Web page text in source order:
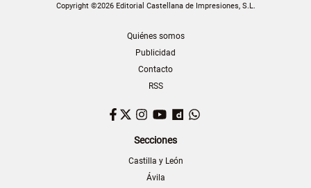
Copyright ©2026 Editorial Castellana de Impresiones, S.L.
Quiénes somos
Publicidad
Contacto
RSS
Facebook
TwitterInstagram
YouTubeDailymotion
Secciones
Castilla y León
Ávila